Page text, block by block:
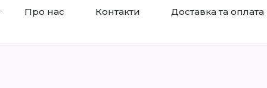
Про нас Контакти Доставка та оплата